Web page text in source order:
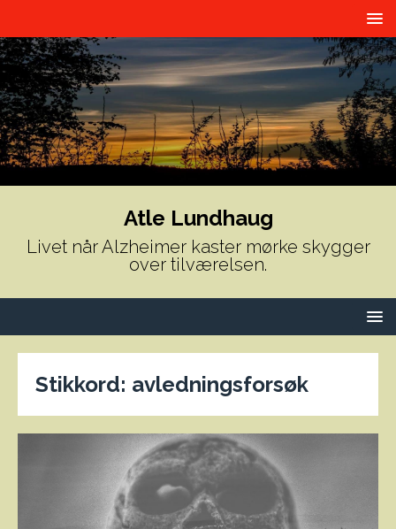
Atle Lundhaug
Livet når Alzheimer kaster mørke skygger
over tilværelsen.
Stikkord: avledningsforsøk